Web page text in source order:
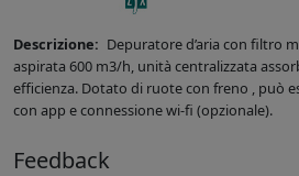
Descrizione: Depuratore d’aria con filtro
aspirata 600 m3/h, unità centralizzata
efficienza. Dotato di ruote con freno , può
con app e connessione wi-fi (opzionale).
Feedback